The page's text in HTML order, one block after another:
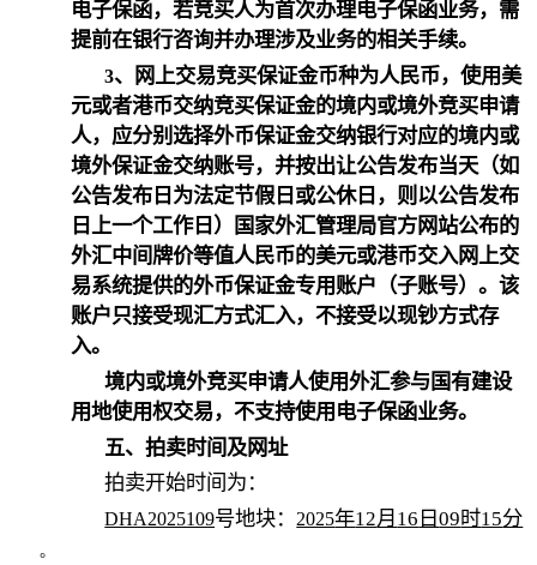
电子保函，若竞买人为首次办理电子保函业务，需
提前在银行咨询并办理涉及业务的相关手续。
3、网上交易竞买保证金币种为人民币，使用美
元或者港币交纳竞买保证金的境内或境外竞买申请
人，应分别选择外币保证金交纳银行对应的境内或
境外保证金交纳账号，并按出让公告发布当天（如
公告发布日为法定节假日或公休日，则以公告发布
日上一个工作日）国家外汇管理局官方网站公布的
外汇中间牌价等值人民币的美元或港币交入网上交
易系统提供的外币保证金专用账户（子账号）。该
账户只接受现汇方式汇入，不接受以现钞方式存
入。
境内或境外竞买申请人使用外汇参与国有建设
用地使用权交易，不支持使用电子保函业务。
五、拍卖时间及网址
拍卖开始时间为：
DHA2025109号地块：2025年12月 16 日09时15分
。